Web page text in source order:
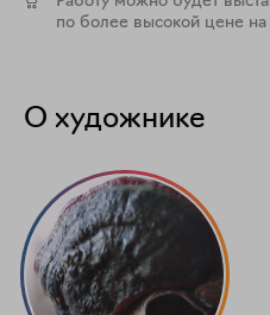
по более высокой цене
О художнике